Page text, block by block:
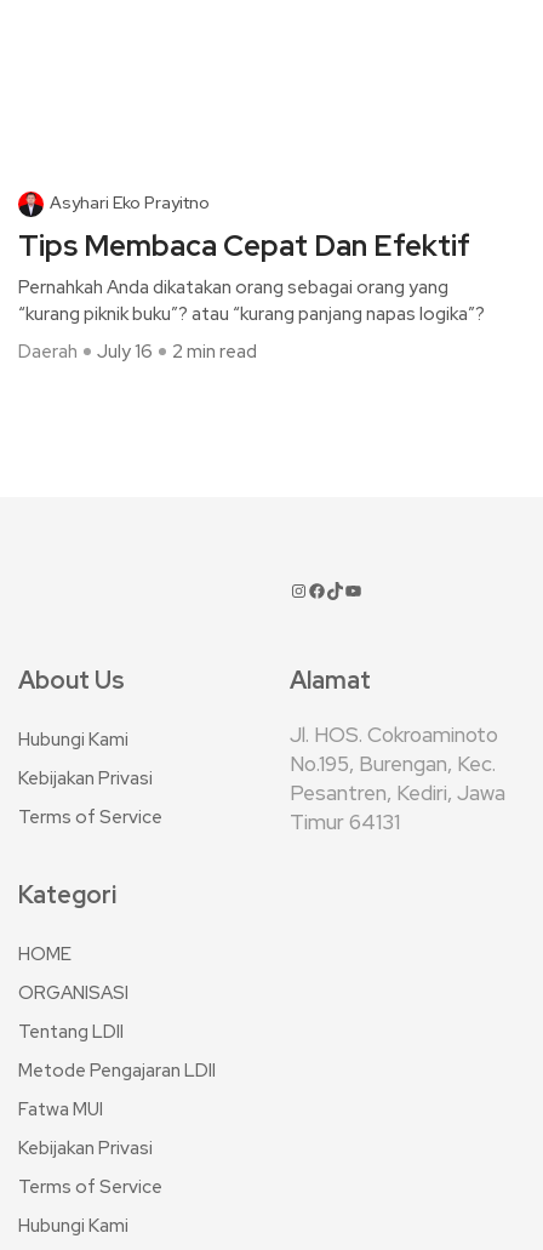
Asyhari Eko Prayitno
Tips Membaca Cepat Dan Efektif
Pernahkah Anda dikatakan orang sebagai orang yang
“kurang piknik buku”? atau “kurang panjang napas logika”?
Daerah
July 16 2 min read
About Us
Hubungi Kami
Kebijakan Privasi
Terms of Service
Alamat
Jl. HOS. Cokroaminoto
No.195, Burengan, Kec.
Pesantren, Kediri, Jawa
Timur 64131
Kategori
HOME
ORGANISASI
Tentang LDII
Metode Pengajaran LDII
Fatwa MUI
Kebijakan Privasi
Terms of Service
Hubungi Kami